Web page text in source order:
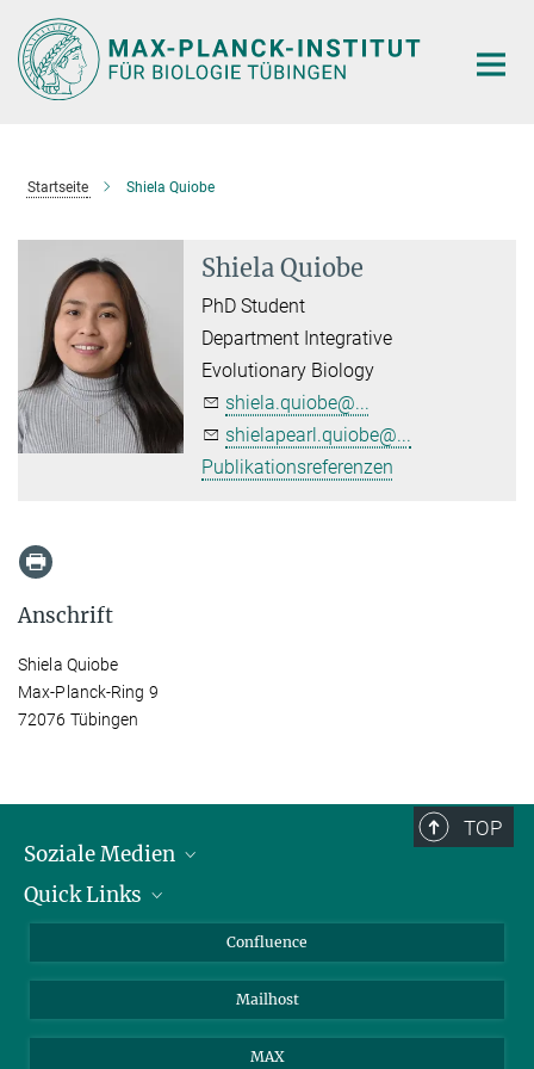
Hauptinhalt
Startseite Shiela Quiobe
Shiela Quiobe
PhD Student
Department Integrative
Evolutionary Biology
shiela.quiobe@...
shielapearl.quiobe@...
Publikationsreferenzen
Anschrift
Shiela Quiobe
Max-Planck-Ring 9
72076 Tübingen
TOP
Soziale Medien
LinkedIn
Quick Links
Für Journalisten und Journalistinnen
Ihr Weg zu uns
Confluence
Mailhost
MAX